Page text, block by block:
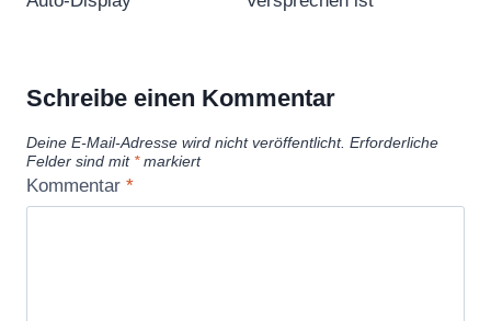
Schreibe einen Kommentar
Deine E-Mail-Adresse wird nicht veröffentlicht. Erforderliche
Felder sind mit *markiert
Kommentar *